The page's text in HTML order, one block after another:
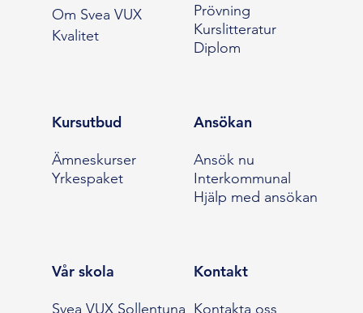
Om Svea VUX
Kvalitet
Prövning
Kurslitteratur
Diplom
Kursutbud
Ämneskurser
Yrkespaket
Ansökan
Ansök nu
Interkommunal
Hjälp med ansökan
Vår skola
Svea VUX Sollentuna
Kontakt
Kontakta oss